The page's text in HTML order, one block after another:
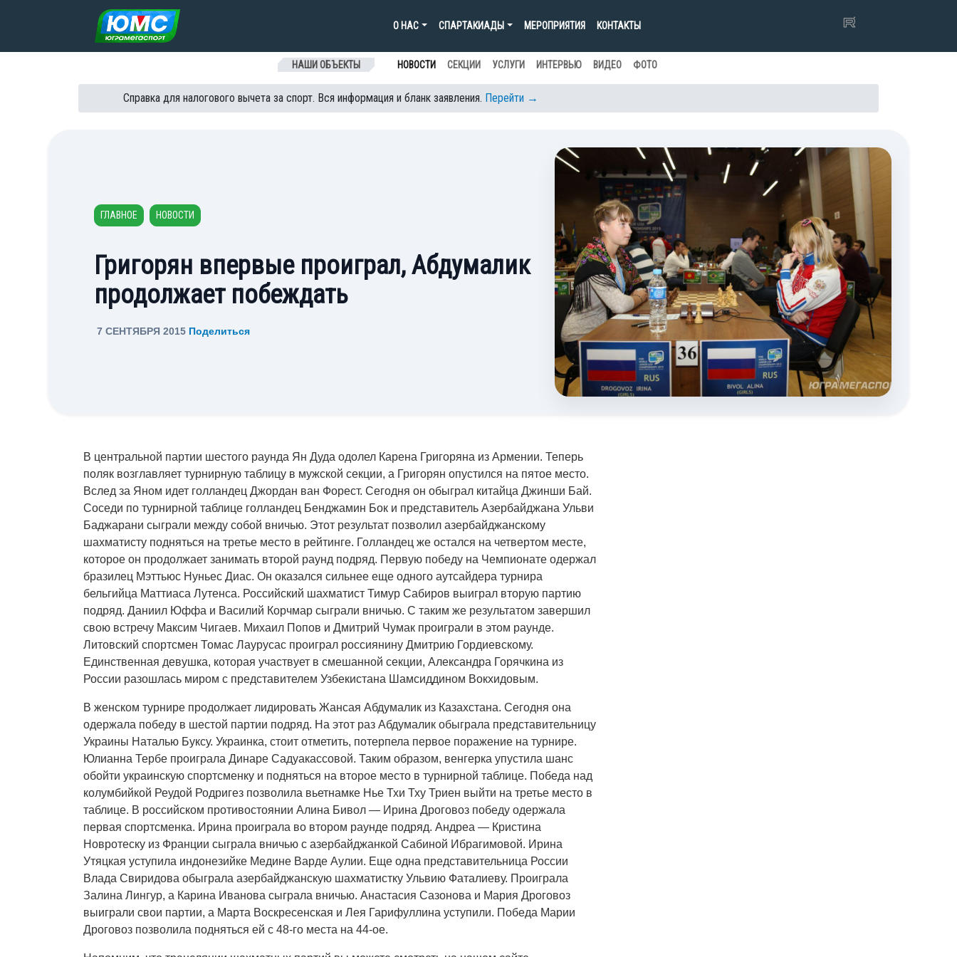
Перейти к содержанию
О НАС СПАРТАКИАДЫ МЕРОПРИЯТИЯ КОНТАКТЫ
НАШИ ОБЪЕКТЫ НОВОСТИ СЕКЦИИ УСЛУГИ ИНТЕРВЬЮ ВИДЕО ФОТО
Справка для налогового вычета за спорт. Вся информация и бланк заявления. Перейти →
ГЛАВНОЕ НОВОСТИ
Григорян впервые проиграл, Абдумалик
продолжает побеждать
7 СЕНТЯБРЯ 2015 Поделиться
В центральной партии шестого раунда Ян Дуда одолел Карена Григоряна из Армении. Теперь
поляк возглавляет турнирную таблицу в мужской секции, а Григорян опустился на пятое место.
Вслед за Яном идет голландец Джордан ван Форест. Сегодня он обыграл китайца Джинши Бай.
Соседи по турнирной таблице голландец Бенджамин Бок и представитель Азербайджана Ульви
Баджарани сыграли между собой вничью. Этот результат позволил азербайджанскому
шахматисту подняться на третье место в рейтинге. Голландец же остался на четвертом месте,
которое он продолжает занимать второй раунд подряд. Первую победу на Чемпионате одержал
бразилец Мэттьюс Нуньес Диас. Он оказался сильнее еще одного аутсайдера турнира
бельгийца Маттиаса Лутенса. Российский шахматист Тимур Сабиров выиграл вторую партию
подряд. Даниил Юффа и Василий Корчмар сыграли вничью. С таким же результатом завершил
свою встречу Максим Чигаев. Михаил Попов и Дмитрий Чумак проиграли в этом раунде.
Литовский спортсмен Томас Лаурусас проиграл россиянину Дмитрию Гордиевскому.
Единственная девушка, которая участвует в смешанной секции, Александра Горячкина из
России разошлась миром с представителем Узбекистана Шамсиддином Вокхидовым.
В женском турнире продолжает лидировать Жансая Абдумалик из Казахстана. Сегодня она
одержала победу в шестой партии подряд. На этот раз Абдумалик обыграла представительницу
Украины Наталью Буксу. Украинка, стоит отметить, потерпела первое поражение на турнире.
Юлианна Тербе проиграла Динаре Садуакассовой. Таким образом, венгерка упустила шанс
обойти украинскую спортсменку и подняться на второе место в турнирной таблице. Победа над
колумбийкой Реудой Родригез позволила вьетнамке Нье Тхи Тху Триен выйти на третье место в
таблице. В российском противостоянии Алина Бивол — Ирина Дроговоз победу одержала
первая спортсменка. Ирина проиграла во втором раунде подряд. Андреа — Кристина
Новротеску из Франции сыграла вничью с азербайджанкой Сабиной Ибрагимовой. Ирина
Утяцкая уступила индонезийке Медине Варде Аулии. Еще одна представительница России
Влада Свиридова обыграла азербайджанскую шахматистку Ульвию Фаталиеву. Проиграла
Залина Лингур, а Карина Иванова сыграла вничью. Анастасия Сазонова и Мария Дроговоз
выиграли свои партии, а Марта Воскресенская и Лея Гарифуллина уступили. Победа Марии
Дроговоз позволила подняться ей с 48-го места на 44-ое.